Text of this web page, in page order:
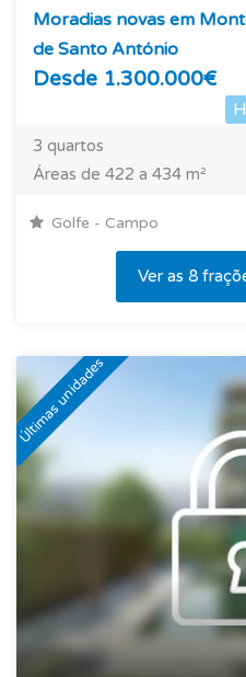
Moradias novas em
de Santo António
Desde 1.300.000€
3 quartos
Áreas de 422 a 434 m²
Golfe - Campo
Ver as 8
Últimas unidades